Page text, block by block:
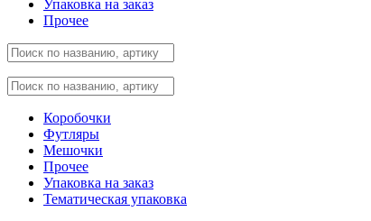
Упаковка на заказ
Прочее
Коробочки
Футляры
Мешочки
Прочее
Упаковка на заказ
Тематическая упаковка